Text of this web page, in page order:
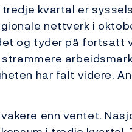
kvartal er
nettverk i
og tyder på fortsatt
har falt videre.
enn ventet.